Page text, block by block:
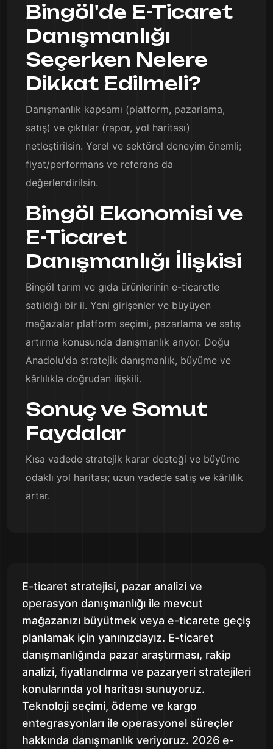
Bingöl'de E-Ticaret
Danışmanlığı
Seçerken Nelere
Dikkat Edilmeli?
Danışmanlık kapsamı (platform, pazarlama,
satış) ve çıktılar (rapor, yol haritası)
netleştirilsin. Yerel ve sektörel deneyim önemli;
fiyat/performans ve referans da
değerlendirilsin.
Bingöl Ekonomisi ve
E-Ticaret
Danışmanlığı İlişkisi
Bingöl tarım ve gıda ürünlerinin e-ticaretle
satıldığı bir il. Yeni girişenler ve büyüyen
mağazalar platform seçimi, pazarlama ve satış
artırma konusunda danışmanlık arıyor. Doğu
Anadolu'da stratejik danışmanlık, büyüme ve
kârlılıkla doğrudan ilişkili.
Sonuç ve Somut
Faydalar
Kısa vadede stratejik karar desteği ve büyüme
odaklı yol haritası; uzun vadede satış ve kârlılık
artar.
E-ticaret stratejisi, pazar analizi ve
operasyon danışmanlığı ile mevcut
mağazanızı büyütmek veya e-ticarete geçiş
planlamak için yanınızdayız. E-ticaret
danışmanlığında pazar araştırması, rakip
analizi, fiyatlandırma ve pazaryeri stratejileri
konularında yol haritası sunuyoruz.
Teknoloji seçimi, ödeme ve kargo
entegrasyonları ile operasyonel süreçler
hakkında danışmanlık veriyoruz. 2026 e-